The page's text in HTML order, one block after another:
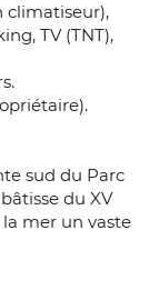
climatiseur),
TV (TNT),
sud du Parc
du XV
mer un vaste